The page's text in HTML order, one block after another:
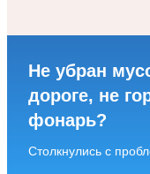
Не убран
дороге, не
фонарь?
Столкнулись с